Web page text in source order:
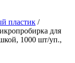
пластик /
для
1000 шт/уп.,